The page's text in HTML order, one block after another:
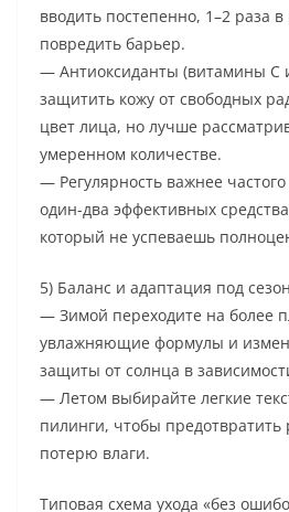
вводить постепенно, 1–2 раза
повредить барьер.
— Антиоксиданты (витамины C
защитить кожу от свободных
цвет лица, но лучше
умеренном количестве.
— Регулярность важнее
один-два эффективных
который не успеваешь
5) Баланс и адаптация под
— Зимой переходите на более
увлажняющие формулы и
защиты от солнца в
— Летом выбирайте легкие
пилинги, чтобы предотвратить
потерю влаги.
Типовая схема ухода «без